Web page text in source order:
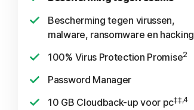
Bescherming tegen virussen,
malware, ransomware en hacking
100% Virus Protection Promise2
Password Manager
10 GB Cloudback-up voor pc‡‡,4